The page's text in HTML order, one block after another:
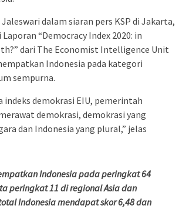
dalam siaran pers KSP di Jakarta,
“Democracy Index 2020: in
dari The Economist Intelligence Unit
Indonesia pada kategori
sempurna.
indeks demokrasi EIU, pemerintah
demokrasi, demokrasi yang
dan Indonesia yang plural,” jelas
Indonesia pada peringkat 64
peringkat 11 di regional Asia dan
Indonesia mendapat skor 6,48 dan